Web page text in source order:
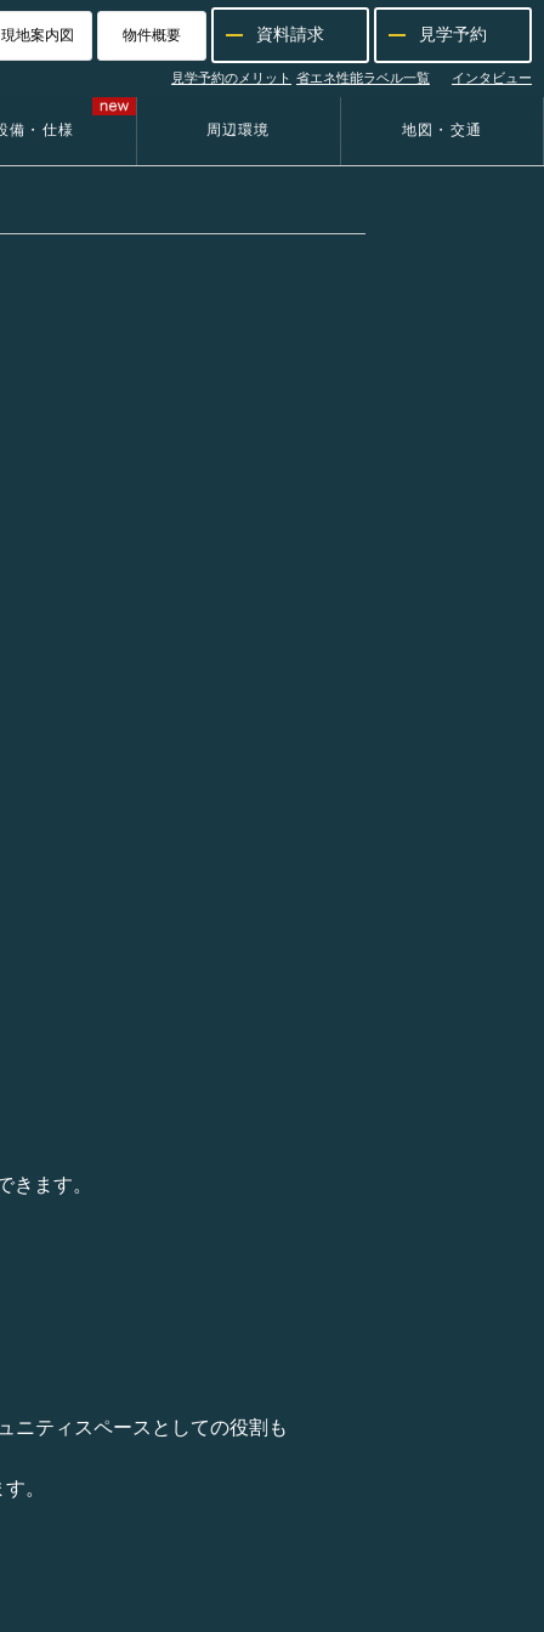
現地案内図 物件概要 資料請求 見学予約
見学予約のメリット 省エネ性能ラベル一覧 インタビュー
備・仕様 周辺環境 地図・交通
きます。
ニティスペースとしての役割も
。